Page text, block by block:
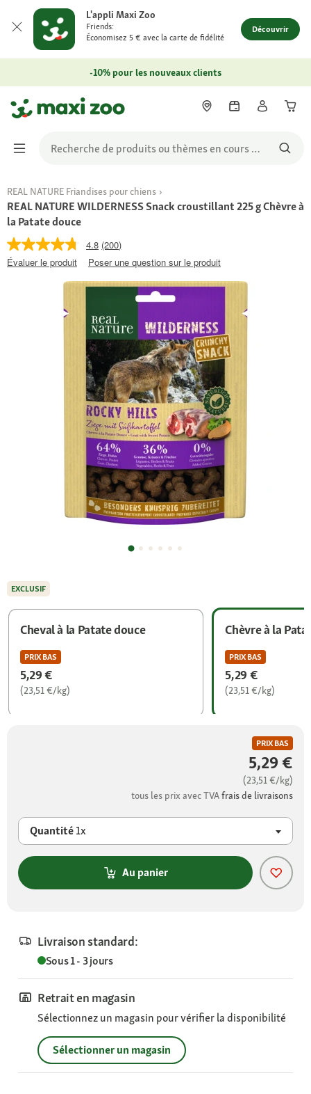
L'appli Maxi Zoo
Friends:
Économisez 5 € avec la carte de fidélité
Découvrir
-10% pour les nouveaux clients
REAL NATURE Friandises pour chiens
REAL NATURE WILDERNESS Snack croustillant 225 g Chèvre à
la Patate douce
4.8 (200)
Évaluer le produit
Poser une question sur le produit
Cheval à la Patate douce
PRIX BAS
5,29 €
(23,51 €/kg)
Chèvre à la
PRIX BAS
5,29 €
(23,51 €/kg)
PRIX BAS
5,29 €
(23,51 €/kg)
tous les prix avec TVAfrais de livraisons
Quantité1x
Au panier
Livraison standard:
Sous 1 - 3 jours
Retrait en magasin
Sélectionnez un magasin pour vérifier la disponibilité
Sélectionner un magasin
EXCLUSIF